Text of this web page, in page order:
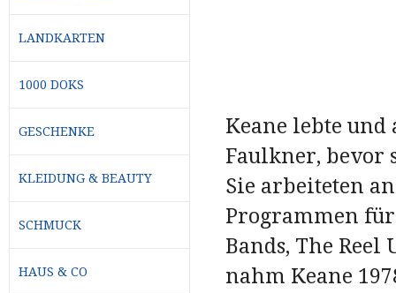
Keane lebte
Faulkner, bevor
Sie arbeiteten
Programmen
Bands, The
nahm Keane
LANDKARTEN
1000 DOKS
GESCHENKE
KLEIDUNG & BEAUTY
SCHMUCK
HAUS & CO